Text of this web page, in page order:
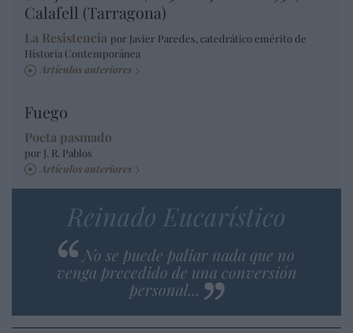
Calafell (Tarragona)
La Resistencia por Javier Paredes, catedrático emérito de
Historia Contemporánea
Artículos anteriores
Fuego
Poeta pasmado
por J. R. Pablos
Artículos anteriores
Reinado Eucarístico
No se puede paliar nada que no
venga precedido de una conversión
personal...